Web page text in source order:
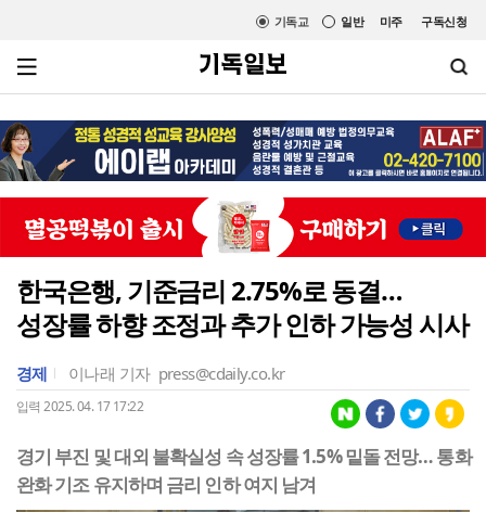
미주 구독신청
일반
기독교
한국은행, 기준금리 2.75%로 동결…
성장률 하향 조정과 추가 인하 가능성 시사
경제 이나래 기자 press@cdaily.co.kr
입력 2025. 04. 17 17:22
경기 부진 및 대외 불확실성 속 성장률 1.5% 밑돌 전망… 통화
완화 기조 유지하며 금리 인하 여지 남겨